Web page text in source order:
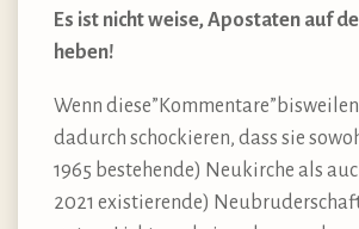
Es ist nicht weise, Apostaten auf
heben!
Wenn
dadurch schockieren, dass sie
1965 bestehende) Neukirche als
2021 existierende)